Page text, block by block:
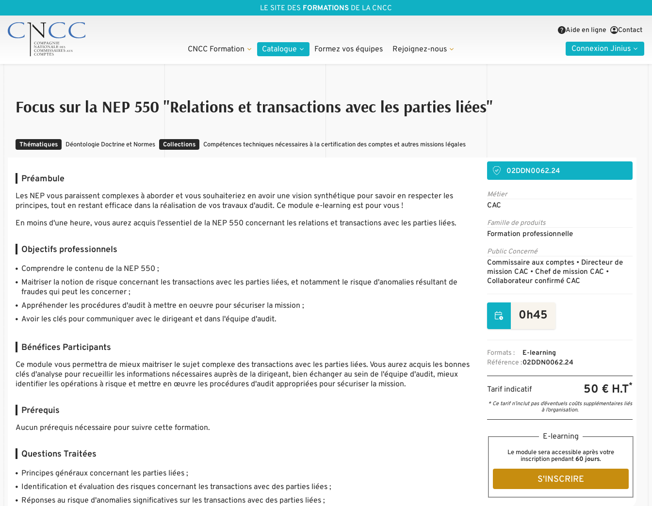
LE SITE DES FORMATIONS DE LA CNCC
CNCC Formation Catalogue Formez vos équipes Rejoignez-nous
Aide en ligne Contact
Connexion Jinius
Focus sur la NEP 550 "Relations et transactions avec les parties liées"
Thématiques Déontologie Doctrine et Normes Collections Compétences techniques nécessaires à la certification des comptes et autres missions légales
Préambule
Les NEP vous paraissent complexes à aborder et vous souhaiteriez en avoir une vision synthétique pour savoir en respecter les
principes, tout en restant efficace dans la réalisation de vos travaux d'audit. Ce module e-learning est pour vous !
En moins d'une heure, vous aurez acquis l'essentiel de la NEP 550 concernant les relations et transactions avec les parties liées.
Objectifs professionnels
Comprendre le contenu de la NEP 550 ;
Maitriser la notion de risque concernant les transactions avec les parties liées, et notamment le risque d'anomalies résultant de
fraudes qui peut les concerner ;
Appréhender les procédures d'audit à mettre en oeuvre pour sécuriser la mission ;
Avoir les clés pour communiquer avec le dirigeant et dans l'équipe d'audit.
Bénéfices Participants
Ce module vous permettra de mieux maitriser le sujet complexe des transactions avec les parties liées. Vous aurez acquis les bonnes
clés d'analyse pour recueillir les informations nécessaires auprès de la dirigeant, bien échanger au sein de l'équipe d'audit, mieux
identifier les opérations à risque et mettre en œuvre les procédures d'audit appropriées pour sécuriser la mission.
Prérequis
Aucun prérequis nécessaire pour suivre cette formation.
Questions Traitées
Principes généraux concernant les parties liées ;
Identification et évaluation des risques concernant les transactions avec des parties liées ;
Réponses au risque d'anomalies significatives sur les transactions avec des parties liées ;
02DDN0062.24
Métier
CAC
Famille de produits
Formation professionnelle
Public Concerné
Commissaire aux comptes • Directeur de
mission CAC • Chef de mission CAC •
Collaborateur confirmé CAC
0h45
Formats :
E-learning
Référence :02DDN0062.24
Tarif indicatif 50 € H.T*
* Ce tarif n’inclut pas d’éventuels coûts supplémentaires liés
à l’organisation.
E-learning
Le module sera accessible après votre
inscription pendant60 jours.
S'INSCRIRE